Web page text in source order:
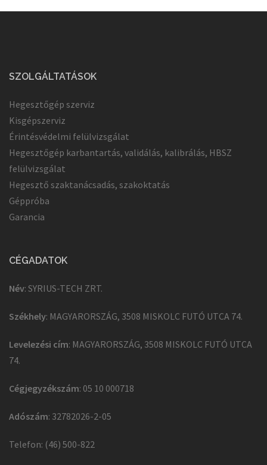
SZOLGÁLTATÁSOK
Hegesztőgép szerviz
Kisgépszerviz
Érintésvédelmi felülvizsgálat
Hegesztőgép karbantartás, validálás, kalibrálás, HBSZ
felülvizsgálat
Hegesztő szaktanácsadás, szakoktatás
Géppróba
Garancia
CÉGADATOK
Név: SYRIUS-TECH ZRT.
Székhely: MAGYARORSZÁG, 3508 MISKOLC FUTÓ UTCA 74.
Levelezési cím: MAGYARORSZÁG, 3508 MISKOLC FUTÓ UTCA
74.
Cégjegyzékszám: 05 10 000718
Adószám: 32782026-2-05
Telefon: (46) 500-822